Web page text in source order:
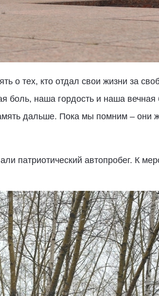
о тех, кто отдал свои жизни за
наша гордость и наша вечная
дальше. Пока мы помним – они
патриотический автопробег. К